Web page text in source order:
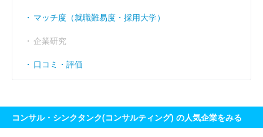
マッチ度（就職難易度・採用大学）
企業研究
口コミ・評価
コンサル・シンクタンク(コンサルティング) の人気企業をみる